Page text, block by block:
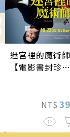
迷宮裡的魔術師
【電影書封珍藏
NT$